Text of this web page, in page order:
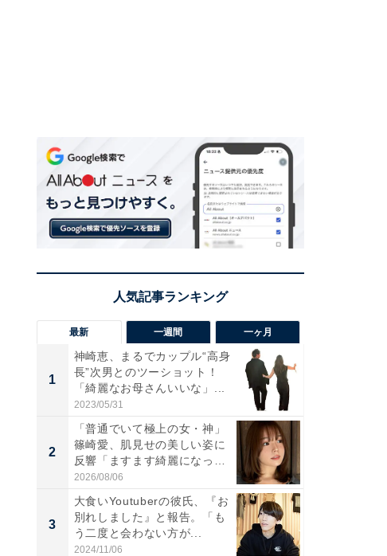
最新 一週間 一ヶ月
1
神崎恵、まるでカップル“高身
長”次男とのツーショット！
「綺麗なお母さんいいな」...
2023/05/31
2
「普通でいて極上の女・神」
篠崎愛、肌見せの美しい姿に
反響「ますます綺麗になって
い...
2026/08/06
3
大食いYoutuberの彼氏、『お
別れしました』と報告。「も
う二度と会わない方が...
2024/11/06